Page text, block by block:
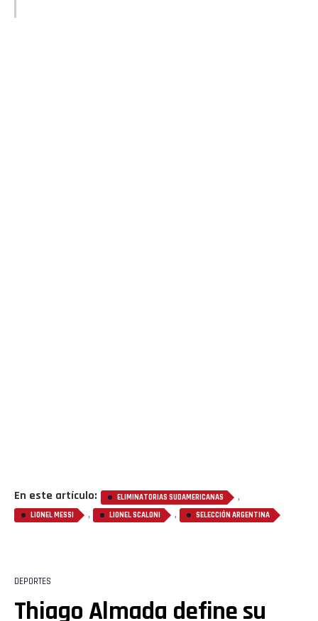
En este artículo: ELIMINATORIAS SUDAMERICANAS ,
LIONEL MESSI , LIONEL SCALONI , SELECCIÓN ARGENTINA
DEPORTES
Thiago Almada define su